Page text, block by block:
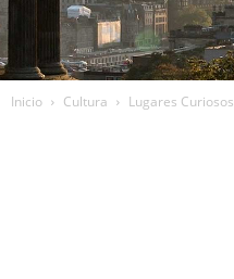
Inicio Cultura Lugares Curiosos